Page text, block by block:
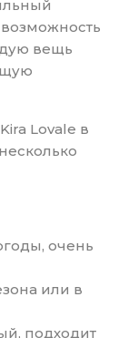
вещь
Lovale в
очень
или в
подходит